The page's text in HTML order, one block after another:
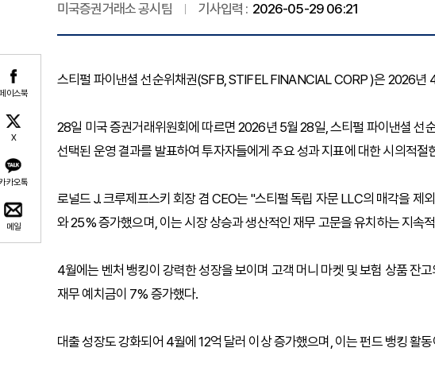
이스북
X
카오톡
메일
미국증권거래소 공시팀 기사입력 : 2026-05-29 06:21
스티펄 파이낸셜 선순위채권(SFB, STIFEL FINANCIAL CORP )은 2026년
28일 미국 증권거래위원회에 따르면 2026년 5월 28일, 스티펄 파이낸셜 선
선택된 운영 결과를 발표하여 투자자들에게 주요 성과 지표에 대한 시의적절
로널드 J. 크루제프스키 회장 겸 CEO는 "스티펄 독립 자문 LLC의 매각을 제
와 25% 증가했으며, 이는 시장 상승과 생산적인 재무 고문을 유치하는 지속
4월에는 벤처 뱅킹이 강력한 성장을 보이며 고객 머니 마켓 및 보험 상품 잔
재무 예치금이 7% 증가했다.
대출 성장도 강화되어 4월에 12억 달러 이상 증가했으며, 이는 펀드 뱅킹 활